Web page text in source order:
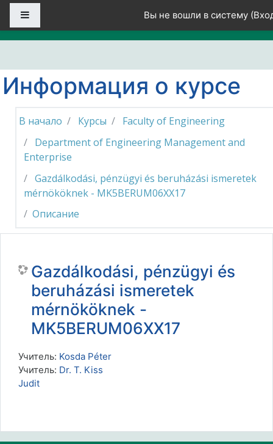
Перейти к основному содержанию
Вы не вошли в систему (
Информация о курсе
В начало Курсы
Faculty of Engineering
Department of Engineering Management and
Enterprise
Gazdálkodási, pénzügyi és beruházási ismeretek
mérnököknek - MK5BERUM06XX17
Описание
Gazdálkodási, pénzügyi és
beruházási ismeretek
mérnököknek -
MK5BERUM06XX17
Учитель: Kosda Péter
Учитель: Dr. T. Kiss
Judit